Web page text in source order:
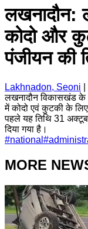
लखनादौन:
कोदो और
पंजीयन की
Lakhnadon, Seoni
लखनादौन विकासखंड के
में कोदो एवं कुटकी के लिए
पहले यह तिथि 31
दिया गया है।
#national #
MORE